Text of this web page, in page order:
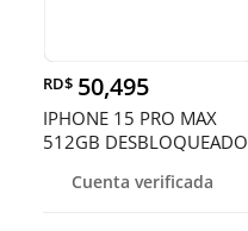
RD$ 50,495
IPHONE 15 PRO MAX
512GB DESBLOQUEADO
Cuenta verificada